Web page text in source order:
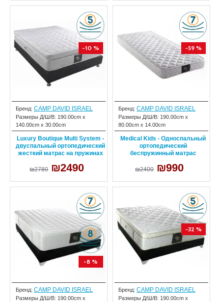
-10 %
Бренд: CAMP DAVID ISRAEL
Размеры Д/Ш/В: 190.00cm x
140.00cm x 30.00cm
Luxury Boutique Multi System -
двуспальный ортопедический
жесткий матрас на пружинах
₪2780 ₪2490
-59 %
Бренд: CAMP DAVID ISRAEL
Размеры Д/Ш/В: 190.00cm x
80.00cm x 14.00cm
Medical Kids - Односпальный
ортопедический
беспружинный матрас
₪2400 ₪990
-8 %
Бренд: CAMP DAVID ISRAEL
Размеры Д/Ш/В: 190.00cm x
-32 %
Бренд: CAMP DAVID ISRAEL
Размеры Д/Ш/В: 190.00cm x